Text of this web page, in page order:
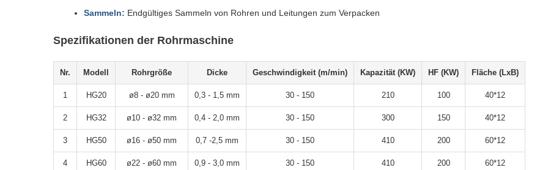
Sammeln: Endgültiges Sammeln von Rohren und Leitungen zum Verpacken
Spezifikationen der Rohrmaschine
Nr. Modell Rohrgröße Dicke Geschwindigkeit (m/min) Kapazität (KW) HF (KW) Fläche (LxB)
1 HG20 ø8 - ø20 mm 0,3 - 1,5 mm 30 - 150 210 100 40*12
2 HG32 ø10 - ø32 mm 0,4 - 2,0 mm 30 - 150 300 150 40*12
3 HG50 ø16 - ø50 mm 0,7 -2,5 mm 30 - 150 410 200 60*12
4 HG60 ø22 - ø60 mm 0,9 - 3,0 mm 30 - 150 410 200 60*12